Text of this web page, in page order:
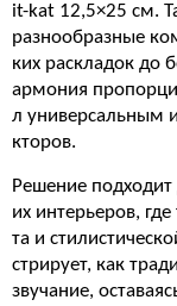
it-kat 12,5×25 см.
разнообразные
ких раскладок до
армония
л универсальным
кторов.
Решение
их интерьеров,
та и
стрирует, как
звучание,